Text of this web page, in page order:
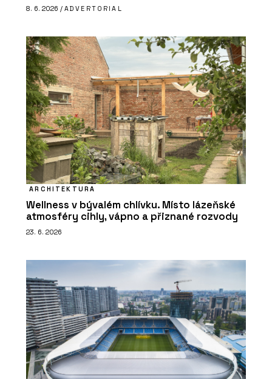
8. 6. 2026 / ADVERTORIAL
ARCHITEKTURA
Wellness v bývalém chlívku. Místo lázeňské
atmosféry cihly, vápno a přiznané rozvody
23. 6. 2026